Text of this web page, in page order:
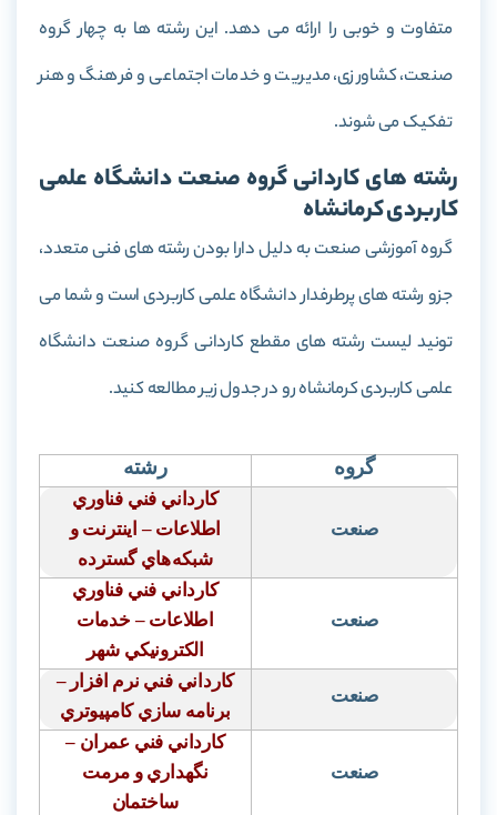
متفاوت و خوبی را ارائه می دهد. این رشته ها به چهار گروه
صنعت، کشاورزی، مدیریت و خدمات اجتماعی و فرهنگ و هنر
تفکیک می شوند.
رشته های کاردانی گروه صنعت دانشگاه علمی
کاربردی کرمانشاه
گروه آموزشی صنعت به دلیل دارا بودن رشته های فنی متعدد،
جزو رشته های پرطرفدار دانشگاه علمی کاربردی است و شما می
تونید لیست رشته های مقطع کاردانی گروه صنعت دانشگاه
علمی کاربردی کرمانشاه رو در جدول زیر مطالعه کنید.
گروه رشته
صنعت
كارداني فني فناوري
اطلاعات – اينترنت و
شبكههاي گسترده
صنعت
كارداني فني فناوري
اطلاعات – خدمات
الكترونيكي شهر
صنعت
كارداني فني نرم افزار–
برنامه سازي كامپيوتري
صنعت
كارداني فني عمران –
نگهداري و مرمت
ساختمان